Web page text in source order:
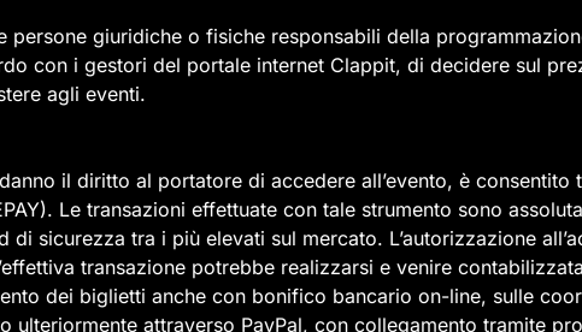
giuridiche o fisiche responsabili della
con i gestori del portale internet Clappit, di decidere sul
agli eventi.
il diritto al portatore di accedere all’evento, è
Le transazioni effettuate con tale strumento sono
sicurezza tra i più elevati sul mercato. L’autorizzazione
transazione potrebbe realizzarsi e venire
dei biglietti anche con bonifico bancario on-line, sulle
ulteriormente attraverso PayPal, con collegamento tramite